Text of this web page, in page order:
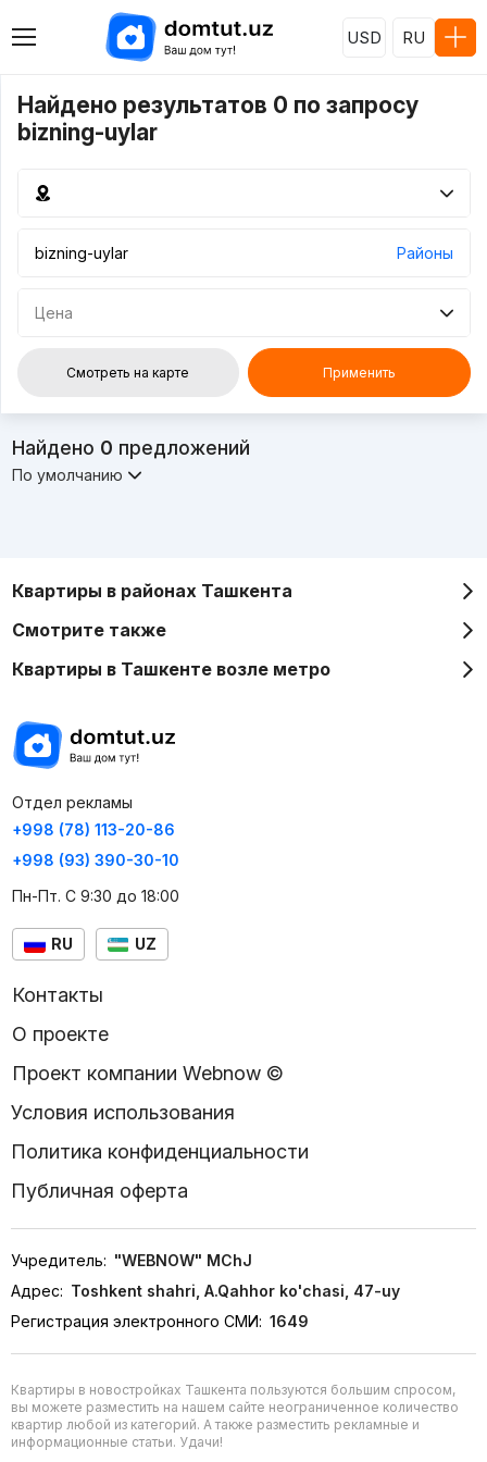
USD RU
Найдено результатов 0 по запросу
bizning-uylar
Районы
Цена
Смотреть на карте Применить
Найдено 0 предложений
По умолчанию
Квартиры в районах Ташкента
Смотрите также
Квартиры в Ташкенте возле метро
Отдел рекламы
+998 (78) 113-20-86
+998 (93) 390-30-10
Пн-Пт. С 9:30 до 18:00
RU UZ
Контакты
О проекте
Проект компании Webnow ©
Условия использования
Политика конфиденциальности
Публичная оферта
Учредитель: "WEBNOW" MChJ
Адрес: Toshkent shahri, A.Qahhor ko'chasi, 47-uy
Регистрация электронного СМИ: 1649
Квартиры в новостройках Ташкента пользуются большим спросом,
вы можете разместить на нашем сайте неограниченное количество
квартир любой из категорий. А также разместить рекламные и
информационные статьи. Удачи!